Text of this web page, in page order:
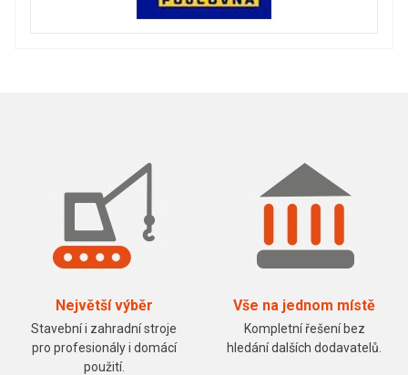
Největší výběr
Stavební i zahradní stroje
pro profesionály i domácí
použití.
Vše na jednom místě
Kompletní řešení bez
hledání dalších dodavatelů.